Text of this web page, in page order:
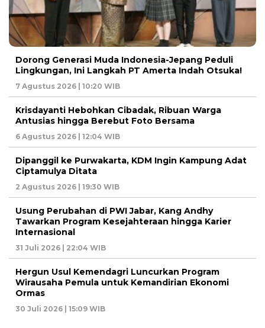
Dorong Generasi Muda Indonesia-Jepang Peduli
Lingkungan, Ini Langkah PT Amerta Indah Otsuka!
7 Agustus 2026 | 10:20 WIB
Krisdayanti Hebohkan Cibadak, Ribuan Warga
Antusias hingga Berebut Foto Bersama
6 Agustus 2026 | 12:04 WIB
Dipanggil ke Purwakarta, KDM Ingin Kampung Adat
Ciptamulya Ditata
2 Agustus 2026 | 19:30 WIB
Usung Perubahan di PWI Jabar, Kang Andhy
Tawarkan Program Kesejahteraan hingga Karier
Internasional
31 Juli 2026 | 22:04 WIB
Hergun Usul Kemendagri Luncurkan Program
Wirausaha Pemula untuk Kemandirian Ekonomi
Ormas
30 Juli 2026 | 15:09 WIB